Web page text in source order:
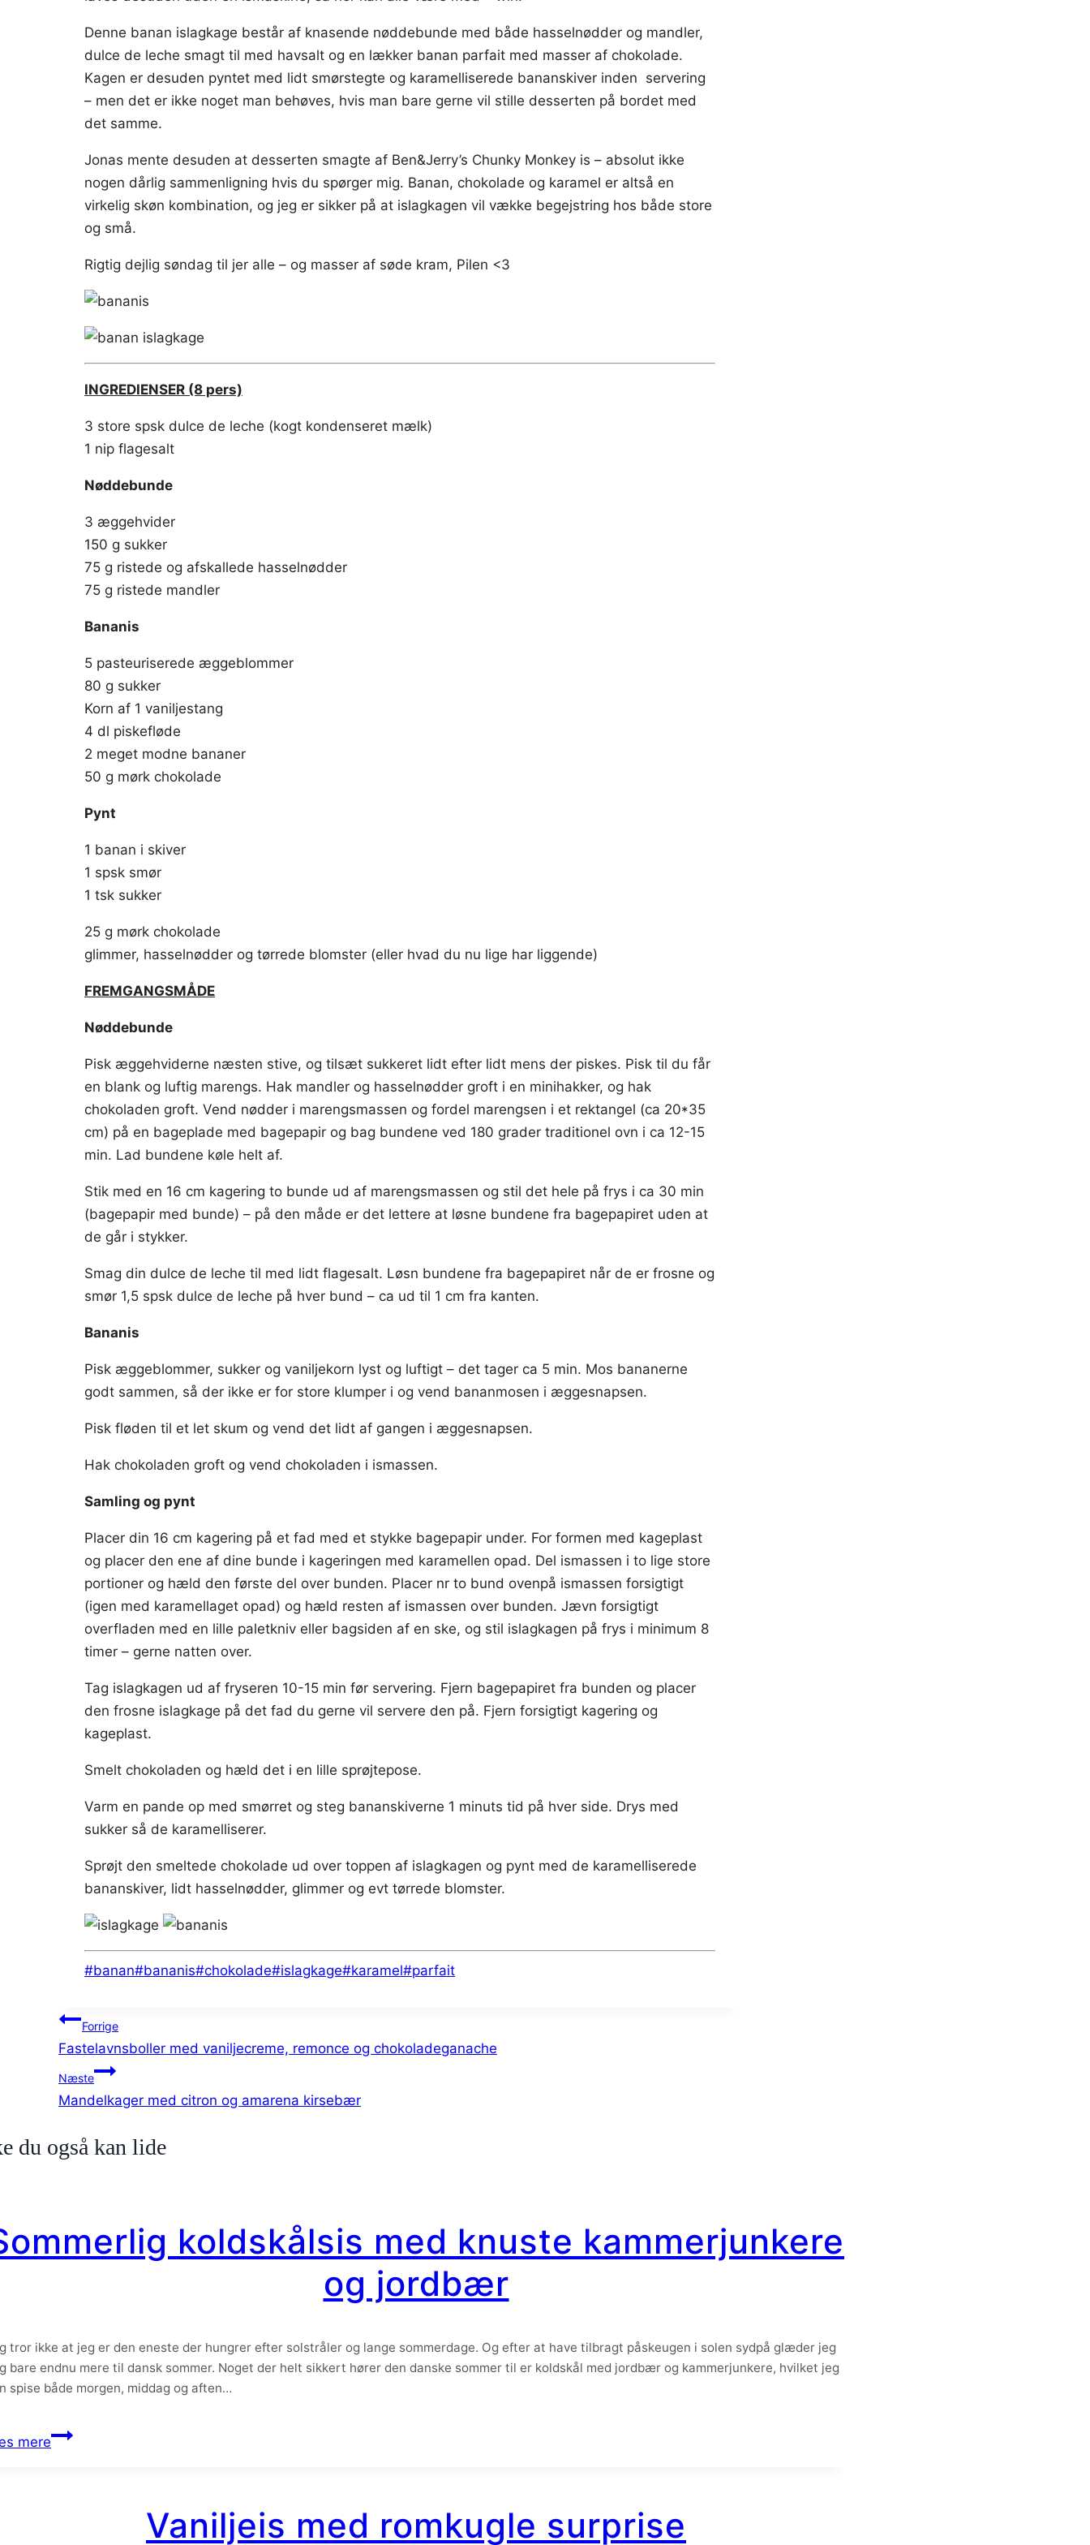
Denne banan islagkage består af knasende nøddebunde med både hasselnødder og mandler,
dulce de leche smagt til med havsalt og en lækker banan parfait med masser af chokolade.
Kagen er desuden pyntet med lidt smørstegte og karamelliserede bananskiver inden servering
– men det er ikke noget man behøves, hvis man bare gerne vil stille desserten på bordet med
det samme.
Jonas mente desuden at desserten smagte af Ben&Jerry’s Chunky Monkey is – absolut ikke
nogen dårlig sammenligning hvis du spørger mig. Banan, chokolade og karamel er altså en
virkelig skøn kombination, og jeg er sikker på at islagkagen vil vække begejstring hos både store
og små.
Rigtig dejlig søndag til jer alle – og masser af søde kram, Pilen <3
INGREDIENSER (8 pers)
3 store spsk dulce de leche (kogt kondenseret mælk)
1 nip flagesalt
Nøddebunde
3 æggehvider
150 g sukker
75 g ristede og afskallede hasselnødder
75 g ristede mandler
Bananis
5 pasteuriserede æggeblommer
80 g sukker
Korn af 1 vaniljestang
4 dl piskefløde
2 meget modne bananer
50 g mørk chokolade
Pynt
1 banan i skiver
1 spsk smør
1 tsk sukker
25 g mørk chokolade
glimmer, hasselnødder og tørrede blomster (eller hvad du nu lige har liggende)
FREMGANGSMÅDE
Nøddebunde
Pisk æggehviderne næsten stive, og tilsæt sukkeret lidt efter lidt mens der piskes. Pisk til du får
en blank og luftig marengs. Hak mandler og hasselnødder groft i en minihakker, og hak
chokoladen groft. Vend nødder i marengsmassen og fordel marengsen i et rektangel (ca 20*35
cm) på en bageplade med bagepapir og bag bundene ved 180 grader traditionel ovn i ca 12-15
min. Lad bundene køle helt af.
Stik med en 16 cm kagering to bunde ud af marengsmassen og stil det hele på frys i ca 30 min
(bagepapir med bunde) – på den måde er det lettere at løsne bundene fra bagepapiret uden at
de går i stykker.
Smag din dulce de leche til med lidt flagesalt. Løsn bundene fra bagepapiret når de er frosne og
smør 1,5 spsk dulce de leche på hver bund – ca ud til 1 cm fra kanten.
Bananis
Pisk æggeblommer, sukker og vaniljekorn lyst og luftigt – det tager ca 5 min. Mos bananerne
godt sammen, så der ikke er for store klumper i og vend bananmosen i æggesnapsen.
Pisk fløden til et let skum og vend det lidt af gangen i æggesnapsen.
Hak chokoladen groft og vend chokoladen i ismassen.
Samling og pynt
Placer din 16 cm kagering på et fad med et stykke bagepapir under. For formen med kageplast
og placer den ene af dine bunde i kageringen med karamellen opad. Del ismassen i to lige store
portioner og hæld den første del over bunden. Placer nr to bund ovenpå ismassen forsigtigt
(igen med karamellaget opad) og hæld resten af ismassen over bunden. Jævn forsigtigt
overfladen med en lille paletkniv eller bagsiden af en ske, og stil islagkagen på frys i minimum 8
timer – gerne natten over.
Tag islagkagen ud af fryseren 10-15 min før servering. Fjern bagepapiret fra bunden og placer
den frosne islagkage på det fad du gerne vil servere den på. Fjern forsigtigt kagering og
kageplast.
Smelt chokoladen og hæld det i en lille sprøjtepose.
Varm en pande op med smørret og steg bananskiverne 1 minuts tid på hver side. Drys med
sukker så de karamelliserer.
Sprøjt den smeltede chokolade ud over toppen af islagkagen og pynt med de karamelliserede
bananskiver, lidt hasselnødder, glimmer og evt tørrede blomster.
Indlæg-
#banan#bananis#chokolade#islagkage#karamel#parfait
Indlægsnavigation
Forrige
Fastelavnsboller med vaniljecreme, remonce og chokoladeganache
Næste
Mandelkager med citron og amarena kirsebær
du også kan lide
koldskålsis med knuste kammerjunkere
og jordbær
tror ikke at jeg er den eneste der hungrer efter solstråler og lange sommerdage. Og efter at have tilbragt påskeugen i solen sydpå glæder jeg
bare endnu mere til dansk sommer. Noget der helt sikkert hører den danske sommer til er koldskål med jordbær og kammerjunkere, hvilket jeg
spise både morgen, middag og aften…
mereSommerlig
kammerjunkereVaniljeis med romkugle surprise